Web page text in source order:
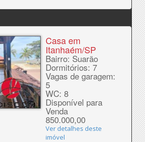
Casa em
Itanhaém/SP
Bairro: Suarão
Dormitórios: 7
Vagas de garagem:
5
WC: 8
Disponível para
Venda
850.000,00
Ver detalhes deste
imóvel